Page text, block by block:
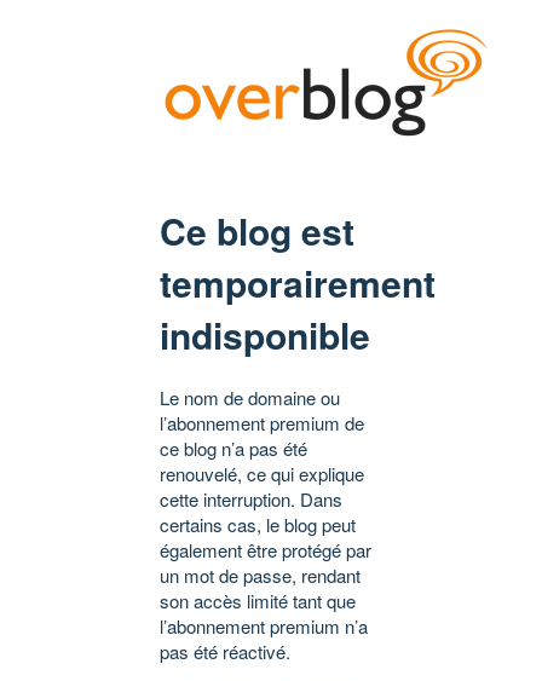
Ce blog est
temporairement
indisponible
Le nom de domaine ou
l’abonnement premium de
ce blog n’a pas été
renouvelé, ce qui explique
cette interruption. Dans
certains cas, le blog peut
également être protégé par
un mot de passe, rendant
son accès limité tant que
l’abonnement premium n’a
pas été réactivé.